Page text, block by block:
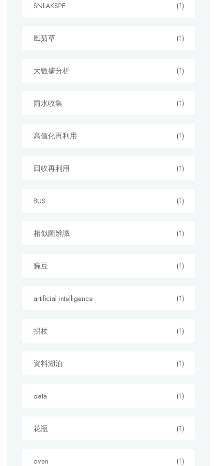
SNLAKSPE (1)
風茹草 (1)
大數據分析 (1)
雨水收集 (1)
高值化再利用 (1)
回收再利用 (1)
BUS (1)
相似圖辨識 (1)
豌豆 (1)
artificial intelligence (1)
拐杖 (1)
資料湖泊 (1)
data (1)
花瓶 (1)
oven (1)